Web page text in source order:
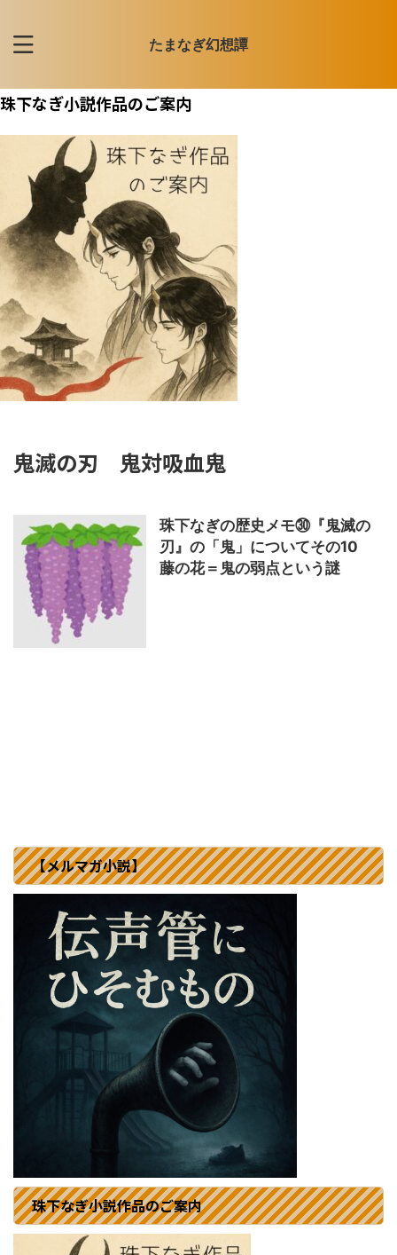
たまなぎ幻想譚
珠下なぎ小説作品のご案内
鬼滅の刃 鬼対吸血鬼
珠下なぎの歴史メモ㉚『鬼滅の
刃』の「鬼」についてその10
藤の花＝鬼の弱点という謎
【メルマガ小説】
珠下なぎ小説作品のご案内